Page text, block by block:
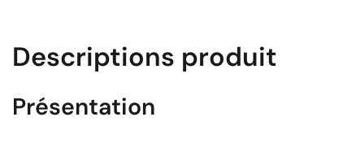
Descriptions produit
Présentation